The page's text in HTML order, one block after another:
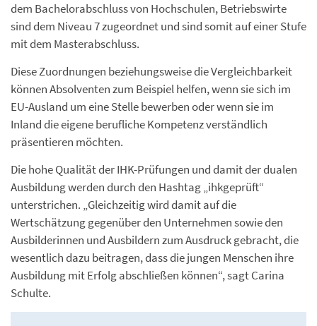
dem Bachelorabschluss von Hochschulen, Betriebswirte
sind dem Niveau 7 zugeordnet und sind somit auf einer Stufe
mit dem Masterabschluss.
Diese Zuordnungen beziehungsweise die Vergleichbarkeit
können Absolventen zum Beispiel helfen, wenn sie sich im
EU-Ausland um eine Stelle bewerben oder wenn sie im
Inland die eigene berufliche Kompetenz verständlich
präsentieren möchten.
Die hohe Qualität der IHK-Prüfungen und damit der dualen
Ausbildung werden durch den Hashtag „ihkgeprüft“
unterstrichen. „Gleichzeitig wird damit auf die
Wertschätzung gegenüber den Unternehmen sowie den
Ausbilderinnen und Ausbildern zum Ausdruck gebracht, die
wesentlich dazu beitragen, dass die jungen Menschen ihre
Ausbildung mit Erfolg abschließen können“, sagt Carina
Schulte.